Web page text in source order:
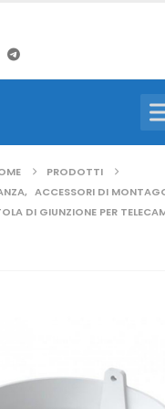
PRODOTTI
, ACCESSORI DI
DI GIUNZIONE PER